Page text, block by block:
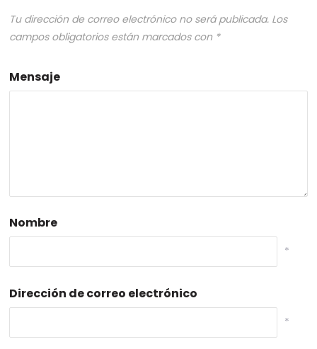
Tu dirección de correo electrónico no será publicada. Los
campos obligatorios están marcados con *
Mensaje
Nombre
*
Dirección de correo electrónico
*